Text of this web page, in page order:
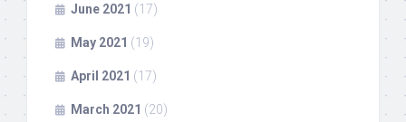
June 2021 (17)
May 2021 (19)
April 2021 (17)
March 2021 (20)